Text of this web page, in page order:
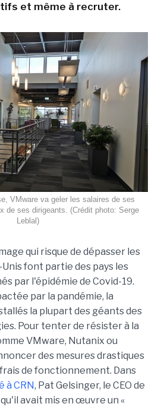
et même à recruter.
VMware va geler les salaires de ses
de ses dirigeants. (Crédit photo: Serge
Leblal)
qui risque de dépasser les
font partie des pays les
par l'épidémie de Covid-19.
par la pandémie, la
la plupart des géants des
Pourtenter de résister à la
VMware, Nutanix ou
des mesures drastiques
de fonctionnement. Dans
à CRN, Pat Gelsinger, le CEO de
avait mis en œuvre un «